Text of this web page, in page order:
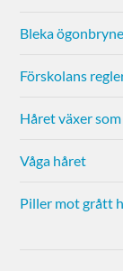
Bleka
Förskolans
Håret växer
Våga håret
Piller mot grått